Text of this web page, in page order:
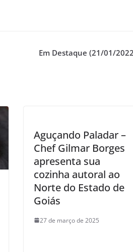
Em Destaque (21/01/
Aguçando Paladar –
Chef Gilmar Borges
apresenta sua
cozinha autoral ao
Norte do Estado de
Goiás
27 de março de 2025